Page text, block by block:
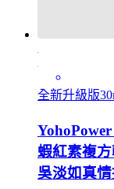
全新升級版
蝦紅素複
吳淡如真